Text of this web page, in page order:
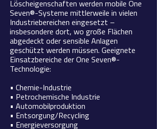
Löscheigenschaften werden mobile One
Seven®-Systeme mittlerweile in vielen
Industriebereichen eingesetzt –
insbesondere dort, wo große Flächen
abgedeckt oder sensible Anlagen
geschützt werden müssen. Geeignete
Einsatzbereiche der One Seven®-
Technologie:
• Chemie-Industrie
• Petrochemische Industrie
• Automobilproduktion
• Entsorgung/Recycling
• Energieversorgung